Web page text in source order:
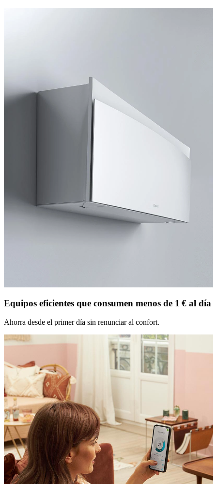
Equipos eficientes que consumen menos de 1 € al día
Ahorra desde el primer día sin renunciar al confort.